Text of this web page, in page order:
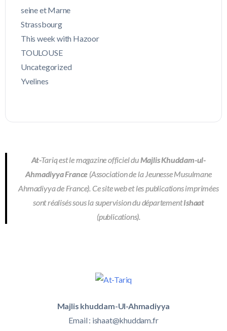
seine et Marne
Strassbourg
This week with Hazoor
TOULOUSE
Uncategorized
Yvelines
At-Tariq est le magazine officiel duMajlis Khuddam-ul-
Ahmadiyya France (Association de la Jeunesse Musulmane
Ahmadiyya de France). Ce site web et les publications imprimées
sont réalisés sous la supervision du départementIshaat
(publications).
Majlis khuddam-Ul-Ahmadiyya
Email : ishaat@khuddam.fr